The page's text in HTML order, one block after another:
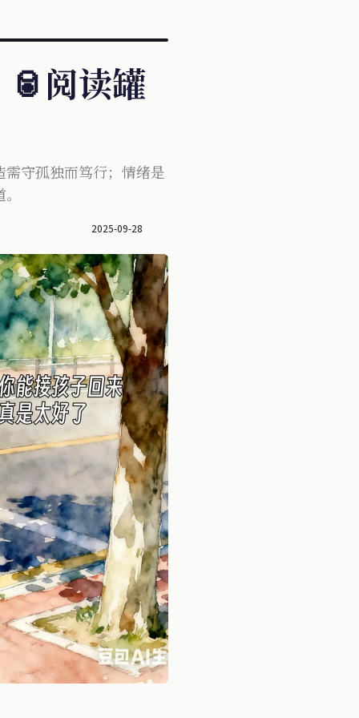
阅读罐
守孤独而笃行；情绪是
2025-09-28